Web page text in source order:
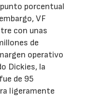
porcentual
VF
con unas
de
operativo
Dickies, la
de 95
ligeramente